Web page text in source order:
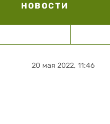
НОВОСТИ
20 мая 2022, 11:46